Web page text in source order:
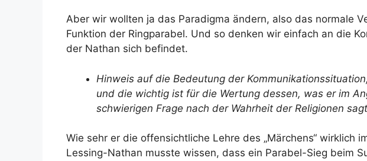
Aber wir wollten ja das Paradigma ändern, also das normale
Funktion der Ringparabel. Und so denken wir einfach an die
der Nathan sich befindet.
Hinweis auf die Bedeutung der
und die wichtig ist für die Wertung dessen, was er im
schwierigen Frage nach der Wahrheit der Religionen
Wie sehr er die offensichtliche Lehre des „Märchens“ wirklich
Lessing-Nathan musste wissen, dass ein Parabel-Sieg beim